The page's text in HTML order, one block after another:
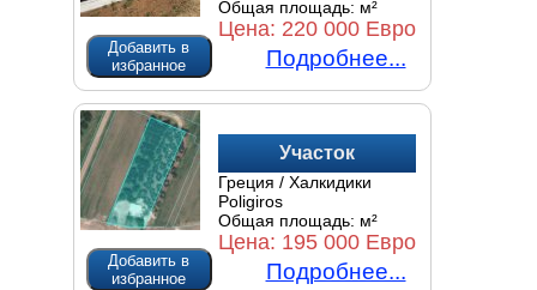
Общая площадь: м²
Цена: 220 000 Евро
Подробнее...
Добавить в
избранное
Участок
Греция / Халкидики
Poligiros
Общая площадь: м²
Цена: 195 000 Евро
Подробнее...
Добавить в
избранное